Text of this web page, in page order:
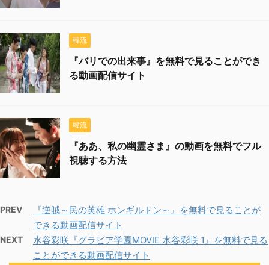
韓流
『バリでの出来事』を無料で見ることができ
る動画配信サイト
韓流
『ああ、私の幽霊さま』の動画を無料でフル
視聴する方法
PREV
『逆賊～民の英雄 ホンギルドン～』を無料で見ることが
できる動画配信サイト
NEXT
水谷彩咲『グラビア学園MOVIE 水谷彩咲 1』を無料で見る
ことができる動画配信サイト